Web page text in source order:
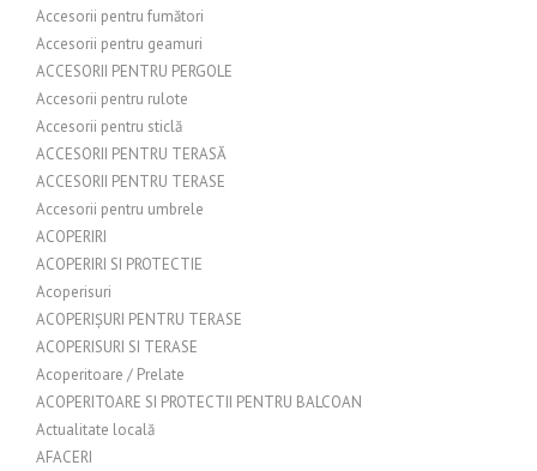
Accesorii pentru fumători
Accesorii pentru geamuri
ACCESORII PENTRU PERGOLE
Accesorii pentru rulote
Accesorii pentru sticlă
ACCESORII PENTRU TERASĂ
ACCESORII PENTRU TERASE
Accesorii pentru umbrele
ACOPERIRI
ACOPERIRI SI PROTECTIE
Acoperisuri
ACOPERIȘURI PENTRU TERASE
ACOPERISURI SI TERASE
Acoperitoare / Prelate
ACOPERITOARE SI PROTECTII PENTRU BALCOAN
Actualitate locală
AFACERI